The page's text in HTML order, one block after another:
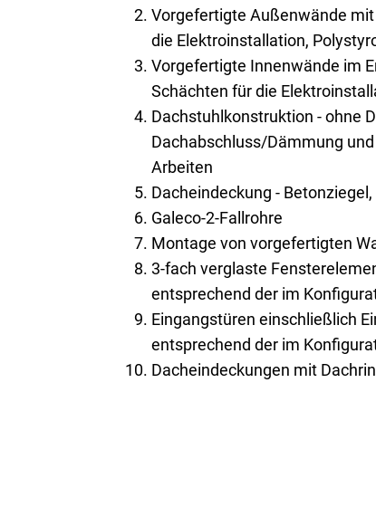
Vorgefertigte Außenwände
die Elektroinstallation,
Vorgefertigte Innenwände im
Schächten für die
Dachstuhlkonstruktion - ohne
Dachabschluss/Dämmung
Arbeiten
Dacheindeckung -
Galeco-2-Fallrohre
Montage von vorgefertigten
3-fach verglaste
entsprechend der im
Eingangstüren einschließlich
entsprechend der im
Dacheindeckungen mit